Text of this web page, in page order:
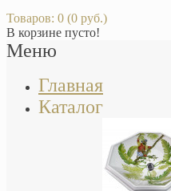
Товаров: 0 (0 руб.)
В корзине пусто!
Меню
Главная
Каталог